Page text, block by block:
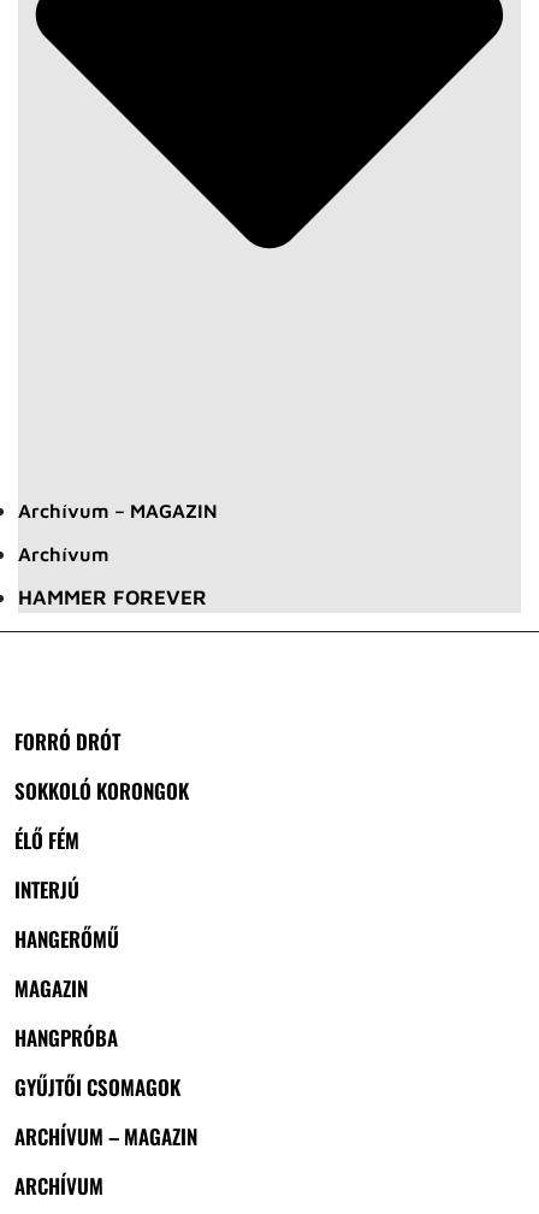
Archívum – MAGAZIN
Archívum
HAMMER FOREVER
FORRÓ DRÓT
SOKKOLÓ KORONGOK
ÉLŐ FÉM
INTERJÚ
HANGERŐMŰ
MAGAZIN
HANGPRÓBA
GYŰJTŐI CSOMAGOK
ARCHÍVUM – MAGAZIN
ARCHÍVUM